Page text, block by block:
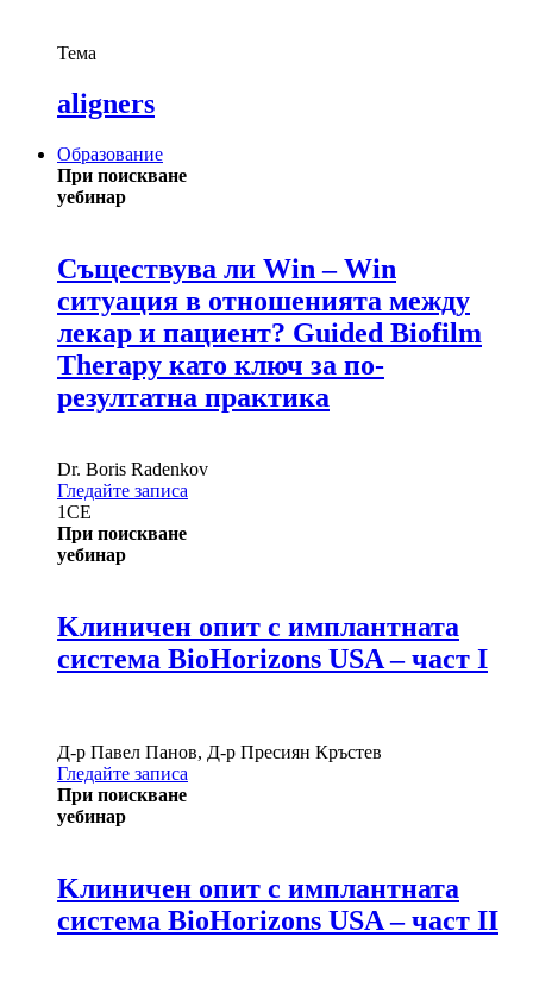
Тема
aligners
Образование
При поискване
уебинар
Съществува ли Win – Win
ситуация в отношенията между
лекар и пациент? Guided Biofilm
Therapy като ключ за по-
резултатна практика
Dr. Boris Radenkov
Гледайте записа
1CE
При поискване
уебинар
Kлиничен опит с имплантната
система BioHorizons USA – част I
Д-р Павел Панов, Д-р Пресиян Кръстев
Гледайте записа
При поискване
уебинар
Kлиничен опит с имплантната
система BioHorizons USA – част II